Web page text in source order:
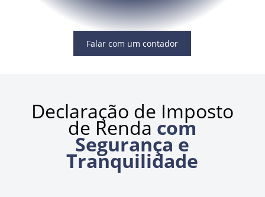
Falar com um contador
Declaração de Imposto
de Renda com
Segurança e
Tranquilidade